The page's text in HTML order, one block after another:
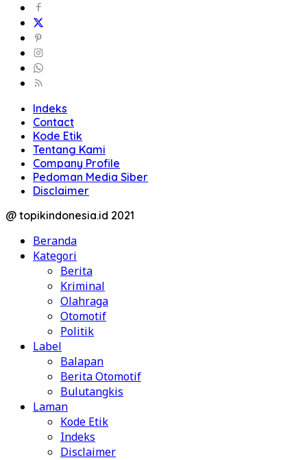
Indeks
Contact
Kode Etik
Tentang Kami
Company Profile
Pedoman Media Siber
Disclaimer
@ topikindonesia.id 2021
Beranda
Kategori
Berita
Kriminal
Olahraga
Otomotif
Politik
Label
Balapan
Berita Otomotif
Bulutangkis
Laman
Kode Etik
Indeks
Disclaimer